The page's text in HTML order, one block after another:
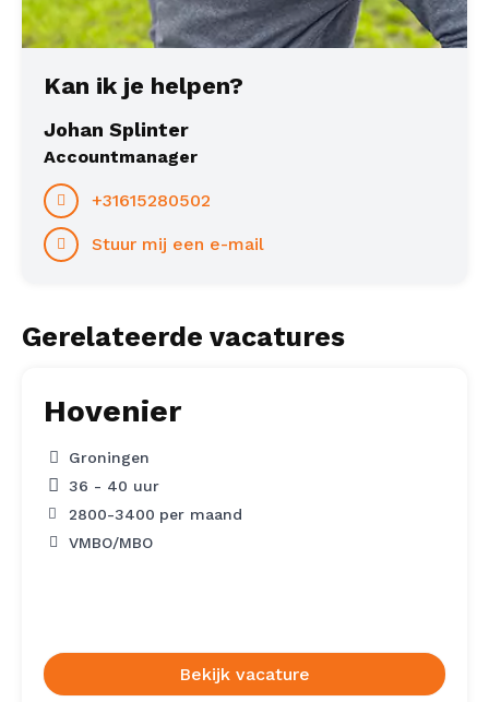
Kan ik je helpen?
Johan Splinter
Accountmanager
+31615280502
Stuur mij een e-mail
Gerelateerde vacatures
Hovenier
Groningen
36 - 40 uur
2800-3400 per maand
VMBO/MBO
Bekijk vacature